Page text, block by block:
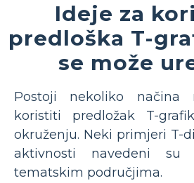
Ideje za
predloška T-
se može
Postoji nekoliko načina
koristiti predložak T-
okruženju. Neki primjeri T-
aktivnosti navedeni
tematskim područjima.